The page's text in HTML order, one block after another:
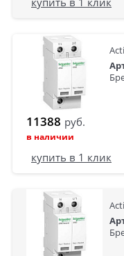
11388 руб.
в наличии
купить в 1 клик